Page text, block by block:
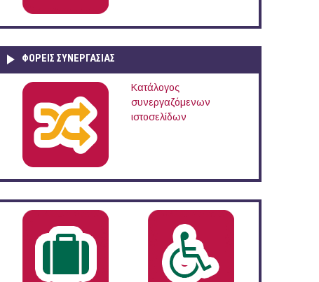
ΦΟΡΕΙΣ ΣΥΝΕΡΓΑΣΙΑΣ
Κατάλογος
συνεργαζόμενων
ιστοσελίδων